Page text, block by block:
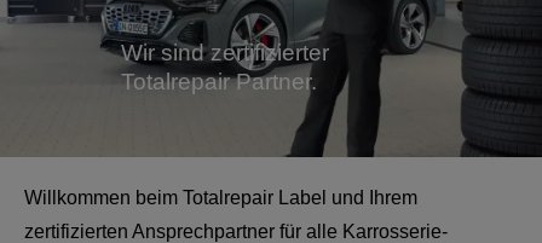
Service & Reparatur
Geschäftskunden
Wir sind zertifizierter
Totalrepair Partner.
Willkommen beim Totalrepair Label und Ihrem
zertifizierten Ansprechpartner für alle Karrosserie-